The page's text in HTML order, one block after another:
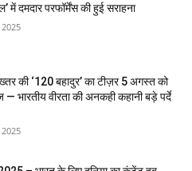
में दमदार परफॉर्मेंस की हुई सराहना
की ‘120 बहादुर’ का टीज़र 5 अगस्त को
— भारतीय वीरता की अनकही कहानी बड़े पर्दे